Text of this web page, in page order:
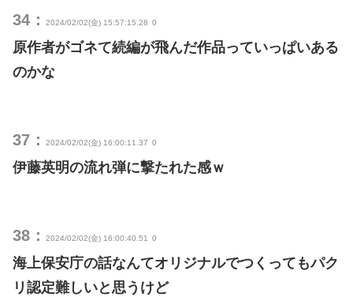
34： 2024/02/02(金) 15:57:15.28 0
原作者がゴネて続編が飛んだ作品っていっぱいある
のかな
37： 2024/02/02(金) 16:00:11.37 0
伊藤英明の流れ弾に撃たれた感ｗ
38： 2024/02/02(金) 16:00:40.51 0
海上保安庁の話なんてオリジナルでつくってもパク
リ認定難しいと思うけど